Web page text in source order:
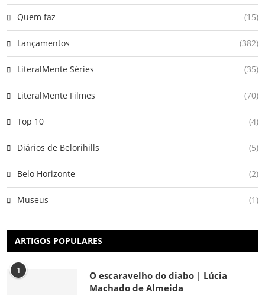
Quem faz (15)
Lançamentos (382)
LiteralMente Séries (35)
LiteralMente Filmes (70)
Top 10 (4)
Diários de Belorihills (5)
Belo Horizonte (2)
Museus (1)
ARTIGOS POPULARES
1
O escaravelho do diabo | Lúcia
Machado de Almeida